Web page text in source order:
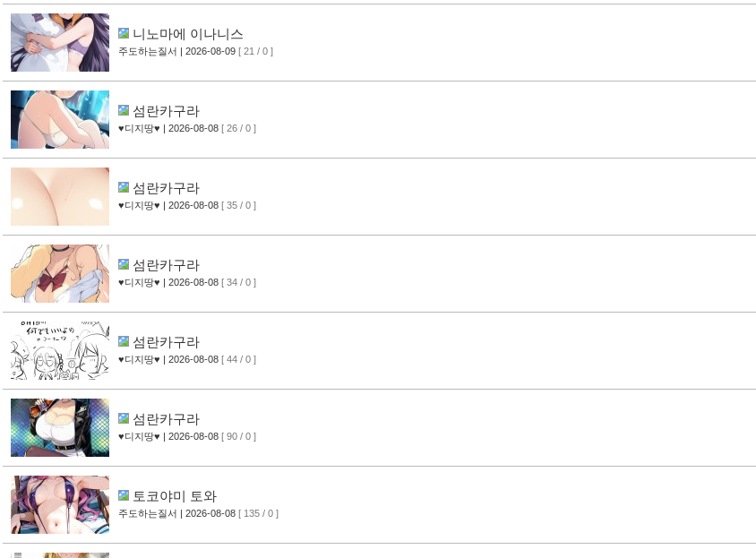
니노마에 이나니스
주도하는질서 | 2026-08-09 [ 21 / 0 ]
섬란카구라
♥디지땅♥ | 2026-08-08 [ 26 / 0 ]
섬란카구라
♥디지땅♥ | 2026-08-08 [ 35 / 0 ]
섬란카구라
♥디지땅♥ | 2026-08-08 [ 34 / 0 ]
섬란카구라
♥디지땅♥ | 2026-08-08 [ 44 / 0 ]
섬란카구라
♥디지땅♥ | 2026-08-08 [ 90 / 0 ]
토코야미 토와
주도하는질서 | 2026-08-08 [ 135 / 0 ]